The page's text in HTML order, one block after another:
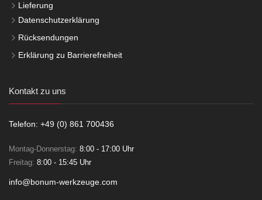
Lieferung
Datenschutzerklärung
Rücksendungen
Erklärung zu Barrierefreiheit
Kontakt zu uns
Telefon: +49 (0) 861 700436
Montag-Donnerstag: 8:00 - 17:00 Uhr
Freitag: 8:00 - 15:45 Uhr
info@bonum-werkzeuge.com